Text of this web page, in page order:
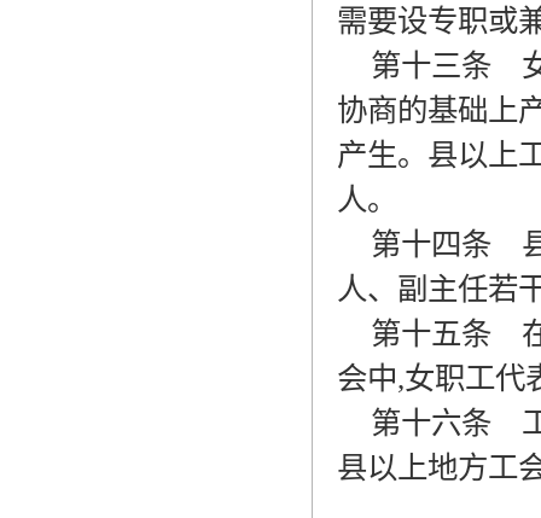
需要设专职或
第十三条
协商的基础上
产生。县以上
人。
第十四条
人、副主任若
第十五条
会中,女职工代
第十六条
县以上地方工